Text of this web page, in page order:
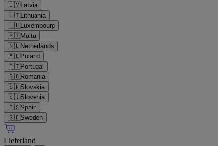
🇱🇻Latvia
🇱🇹Lithuania
🇱🇺Luxembourg
🇲🇹Malta
🇳🇱Netherlands
🇵🇱Poland
🇵🇹Portugal
🇷🇴Romania
🇸🇰Slovakia
🇸🇮Slovenia
🇪🇸Spain
🇸🇪Sweden
Lieferland